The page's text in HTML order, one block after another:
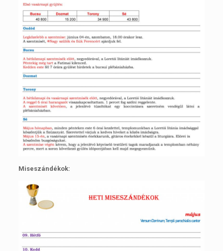
Miseszándékok: